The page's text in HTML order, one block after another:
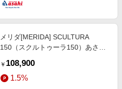
メリダ[MERIDA] SCULTURA
150（スクルトゥーラ150）あさひ
ドバイク
￥ 108,900
1.5%